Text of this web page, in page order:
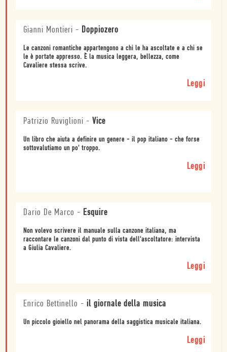
Gianni Montieri - Doppiozero
Le canzoni romantiche appartengono a chi le ha ascoltate e a chi se
le è portate appresso. È la musica leggera, bellezza, come
Cavaliere stessa scrive.
Leggi
Patrizio Ruviglioni - Vice
Un libro che aiuta a definire un genere - il pop italiano - che forse
sottovalutiamo un po' troppo.
Leggi
Dario De Marco - Esquire
Non volevo scrivere il manuale sulla canzone italiana, ma
raccontare le canzoni dal punto di vista dell'ascoltatore: intervista
a Giulia Cavaliere.
Leggi
Enrico Bettinello - il giornale della musica
Un piccolo gioiello nel panorama della saggistica musicale italiana.
Leggi